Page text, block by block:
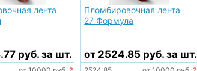
лента
руб. за шт.
Пломбировочная лента
27 Формула
от 2524.85 руб. за шт.